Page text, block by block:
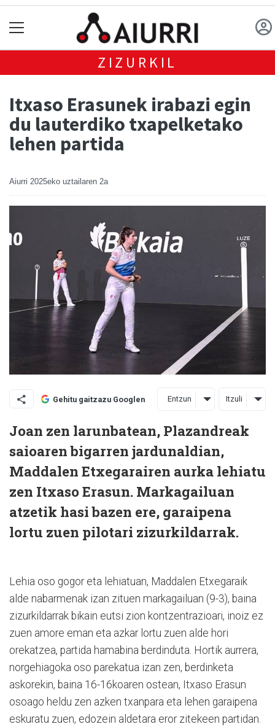
ZIZURKIL
Itxaso Erasunek irabazi egin
du lauterdiko txapelketako
lehen partida
Aiurri 2025eko uztailaren 2a
Gehitu gaitzazu Googlen Entzun Itzuli
Joan zen larunbatean, Plazandreak
saioaren bigarren jardunaldian,
Maddalen Etxegarairen aurka lehiatu
zen Itxaso Erasun. Markagailuan
atzetik hasi bazen ere, garaipena
lortu zuen pilotari zizurkildarrak.
Lehia oso gogor eta lehiatuan, Maddalen Etxegaraik
alde nabarmenak izan zituen markagailuan (9-3), baina
zizurkildarrak bikain eutsi zion kontzentrazioari, inoiz ez
zuen amore eman eta azkar lortu zuen alde hori
orekatzea, partida hamabina berdinduta. Hortik aurrera,
norgehiagoka oso parekatua izan zen, berdinketa
askorekin, baina 16-16koaren ostean, Itxaso Erasun
osoago heldu zen azken txanpara eta lehen garaipena
eskuratu zuen, edozein aldetara eror zitekeen partidan.